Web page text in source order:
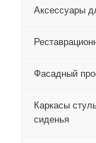
Аксессуары
Фасадный
Каркасы
сиденья